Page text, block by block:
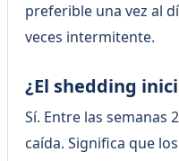
preferible una vez al
veces intermitente.
¿El shedding
Sí. Entre las semanas
caída. Significa que